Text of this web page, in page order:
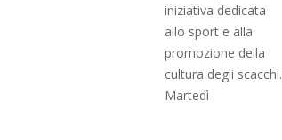
iniziativa dedicata
allo sport e alla
promozione della
cultura degli scacchi.
Martedì